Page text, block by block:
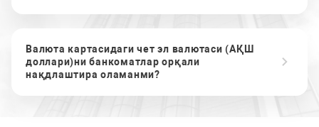
Валюта картасидаги чет эл валютаси (АҚШ
доллари)ни банкоматлар орқали
нақдлаштира оламанми?